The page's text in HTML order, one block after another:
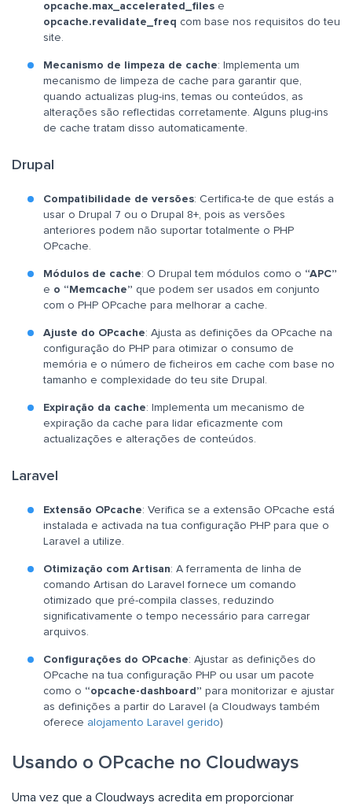
opcache.max_accelerated_files e
opcache.revalidate_freq com base nos requisitos do teu
site.
Mecanismo de limpeza de cache: Implementa um
mecanismo de limpeza de cache para garantir que,
quando actualizas plug-ins, temas ou conteúdos, as
alterações são reflectidas corretamente. Alguns plug-ins
de cache tratam disso automaticamente.
Drupal
Compatibilidade de versões: Certifica-te de que estás a
usar o Drupal 7 ou o Drupal 8+, pois as versões
anteriores podem não suportar totalmente o PHP
OPcache.
Módulos de cache: O Drupal tem módulos como o “APC”
e o “Memcache” que podem ser usados em conjunto
com o PHP OPcache para melhorar a cache.
Ajuste do OPcache: Ajusta as definições da OPcache na
configuração do PHP para otimizar o consumo de
memória e o número de ficheiros em cache com base no
tamanho e complexidade do teu site Drupal.
Expiração da cache: Implementa um mecanismo de
expiração da cache para lidar eficazmente com
actualizações e alterações de conteúdos.
Laravel
Extensão OPcache: Verifica se a extensão OPcache está
instalada e activada na tua configuração PHP para que o
Laravel a utilize.
Otimização com Artisan: A ferramenta de linha de
comando Artisan do Laravel fornece um comando
otimizado que pré-compila classes, reduzindo
significativamente o tempo necessário para carregar
arquivos.
Configurações do OPcache: Ajustar as definições do
OPcache na tua configuração PHP ou usar um pacote
como o “opcache-dashboard” para monitorizar e ajustar
as definições a partir do Laravel (a Cloudways também
oferece alojamento Laravel gerido)
Usando o OPcache no Cloudways
Uma vez que a Cloudways acredita em proporcionar